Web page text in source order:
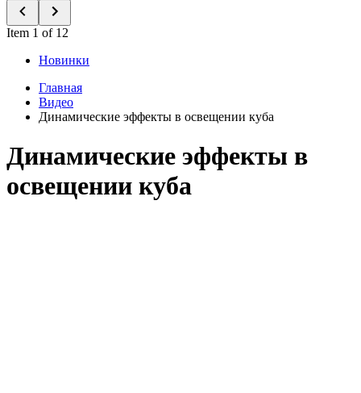
Item 1 of 12
Новинки
Главная
Видео
Динамические эффекты в освещении куба
Динамические эффекты в
освещении куба